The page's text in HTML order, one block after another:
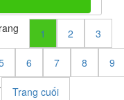
1 2 3
6 7 8 9
Trang cuối